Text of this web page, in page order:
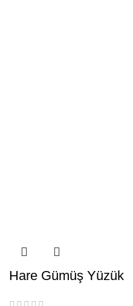
Hare Gümüş Yüzük